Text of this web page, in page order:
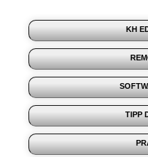
KH
TIPP